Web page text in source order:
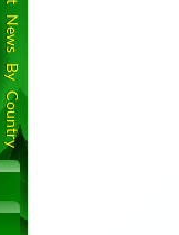
Latest News By Country